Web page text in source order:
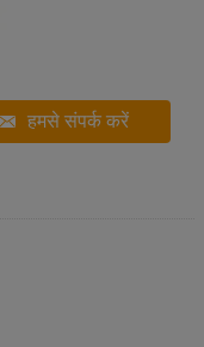
हमसे संपर्क करें